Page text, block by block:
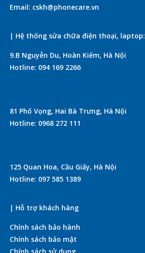
Email: cskh@phonecare.vn
| Hệ thống sửa chữa điện thoại, laptop:
9.B Nguyễn Du, Hoàn Kiếm, Hà Nội
Hotline: 094 169 2266
81 Phố Vọng, Hai Bà Trưng, Hà Nội
Hotline: 0968 272 111
125 Quan Hoa, Cầu Giấy, Hà Nội
Hotline: 097 585 1389
| Hỗ trợ khách hàng
Chính sách bảo hành
Chính sách bảo mật
Chính sách sử dụng